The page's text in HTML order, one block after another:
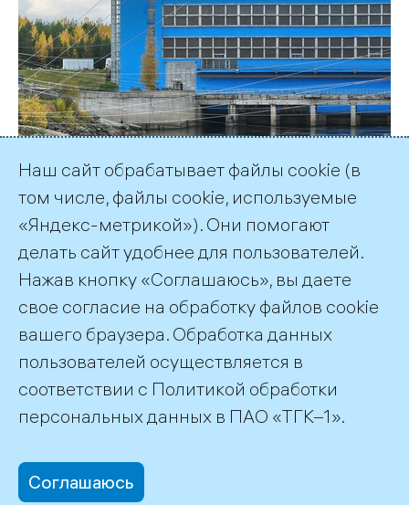
Подписка на публикацииRSS
©2026 ПАО «ТГК–1»
office@tgc1.ru
Наш сайт обрабатывает файлы cookie (в
том числе, файлы cookie, используемые
«Яндекс-метрикой»). Они помогают
делать сайт удобнее для пользователей.
Нажав кнопку «Соглашаюсь», вы даете
свое согласие на обработку файлов cookie
вашего браузера. Обработка данных
пользователей осуществляется в
соответствии с Политикой обработки
персональных данных в ПАО «ТГК–1».
Соглашаюсь